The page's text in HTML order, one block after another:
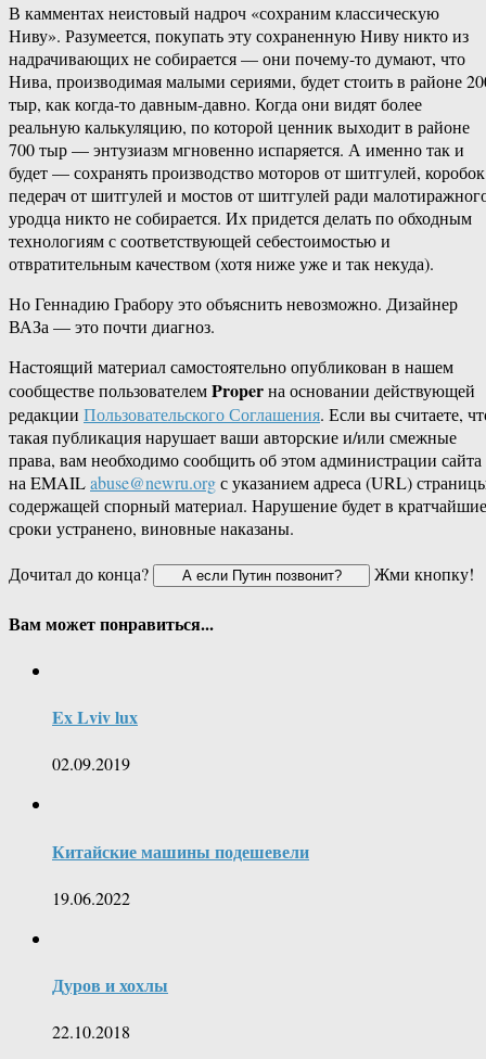
В камментах неистовый надроч «сохраним классическую
Ниву». Разумеется, покупать эту сохраненную Ниву никто из
надрачивающих не собирается — они почему-то думают, что
Нива, производимая малыми сериями, будет стоить в районе
тыр, как когда-то давным-давно. Когда они видят более
реальную калькуляцию, по которой ценник выходит в районе
700 тыр — энтузиазм мгновенно испаряется. А именно так и
будет — сохранять производство моторов от шитгулей, коробок
педерач от шитгулей и мостов от шитгулей ради
уродца никто не собирается. Их придется делать по обходным
технологиям с соответствующей себестоимостью и
отвратительным качеством (хотя ниже уже и так некуда).
Но Геннадию Грабору это объяснить невозможно. Дизайнер
ВАЗа — это почти диагноз.
Настоящий материал самостоятельно опубликован в нашем
сообществе пользователемProperна основании действующей
редакции Пользовательского Соглашения. Если вы считаете,
такая публикация нарушает ваши авторские и/или смежные
права, вам необходимо сообщить об этом администрации сайта
на EMAILabuse@newru.orgс указанием адреса (URL)
содержащей спорный материал. Нарушение будет в кратчайшие
сроки устранено, виновные наказаны.
Дочитал до конца?
Жми кнопку!
Вам может понравиться...
Ex Lviv lux
02.09.2019
Китайские машины подешевели
19.06.2022
Дуров и хохлы
22.10.2018